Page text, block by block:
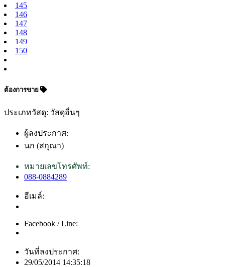
145
146
147
148
149
150
ต้องการขาย
ประเภทวัสดุ: วัสดุอื่นๆ
ผู้ลงประกาศ:
นก (สกุณา)
หมายเลขโทรศัพท์:
088-0884289
อีเมล์:
Facebook / Line:
วันที่ลงประกาศ:
29/05/2014 14:35:18